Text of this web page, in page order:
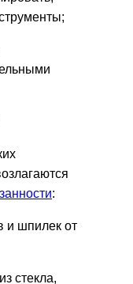
:
и шпилек от
стекла,